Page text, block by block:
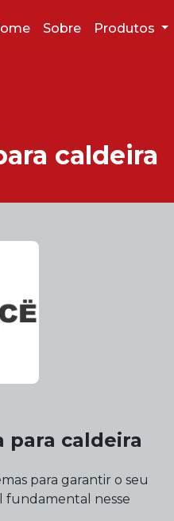
Sobre Produtos
caldeira
para caldeira
para garantir o seu
fundamental nesse